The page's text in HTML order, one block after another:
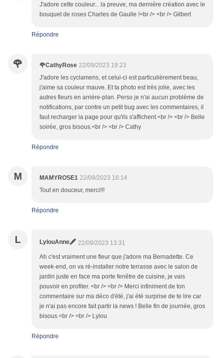
J'adore cette couleur... la preuve, ma dernière création avec le
bouquet de roses Charles de Gaulle !<br /> <br /> Gilbert
Répondre
🌹 🌹CathyRose 22/09/2023 19:23
J'adore les cyclamens, et celui-ci est particulièrement beau,
j'aime sa couleur mauve. Et ta photo est très jolie, avec les
autres fleurs en arrière-plan. Perso je n'ai aucun problème de
notifications, par contre un petit bug avec les commentaires, il
faut recharger la page pour qu'ils s'affichent.<br /> <br /> Belle
soirée, gros bisous.<br /> <br /> Cathy
Répondre
M MAMYROSE1 22/09/2023 16:14
Tout en douceur, merci!!!
Répondre
L LylouAnne🖋 22/09/2023 13:31
Ah c'est vraiment une fleur que j'adore ma Bernadette. Ce
week-end, on va ré-installer notre terrasse avec le salon de
jardin juste en face ma porte fenêtre de cuisine, je vais
pouvoir en profiter. <br /> <br /> Merci infiniment de ton
commentaire sur ma déco d'été, j'ai été surprise de te lire car
je n'ai pas encore fait partir la news ! Belle fin de journée, gros
bisous.<br /> <br /> Lylou
Répondre